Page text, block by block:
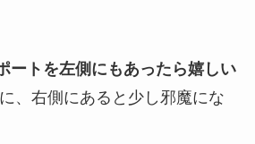
ートを左側にもあったら嬉しい
、右側にあると少し邪魔にな